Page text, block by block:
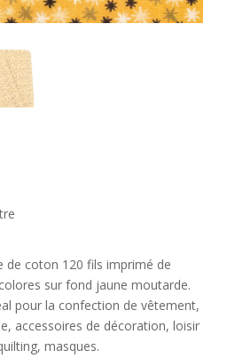
de coton 120 fils imprimé de
sur fond jaune moutarde.
pour la confection de vêtement,
accessoires de décoration, loisir
masques.